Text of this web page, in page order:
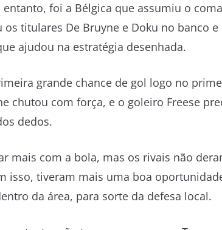
foi a Bélgica que assumiu o
titulares De Bruyne e Doku no banco
ajudou na estratégia desenhada.
grande chance de gol logo no
chutou com força, e o goleiro Freese
dedos.
mais com a bola, mas os rivais não
isso, tiveram mais uma boa
da área, para sorte da defesa local.